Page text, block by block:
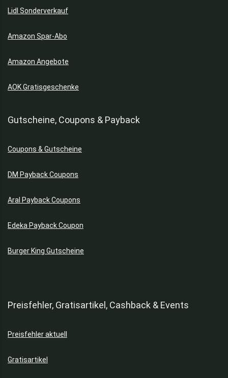
Lidl Sonderverkauf
Amazon Spar-Abo
Amazon Angebote
AOK Gratisgeschenke
Gutscheine, Coupons & Payback
Coupons & Gutscheine
DM Payback Coupons
Aral Payback Coupons
Edeka Payback Coupon
Burger King Gutscheine
Preisfehler, Gratisartikel, Cashback & Events
Preisfehler aktuell
Gratisartikel